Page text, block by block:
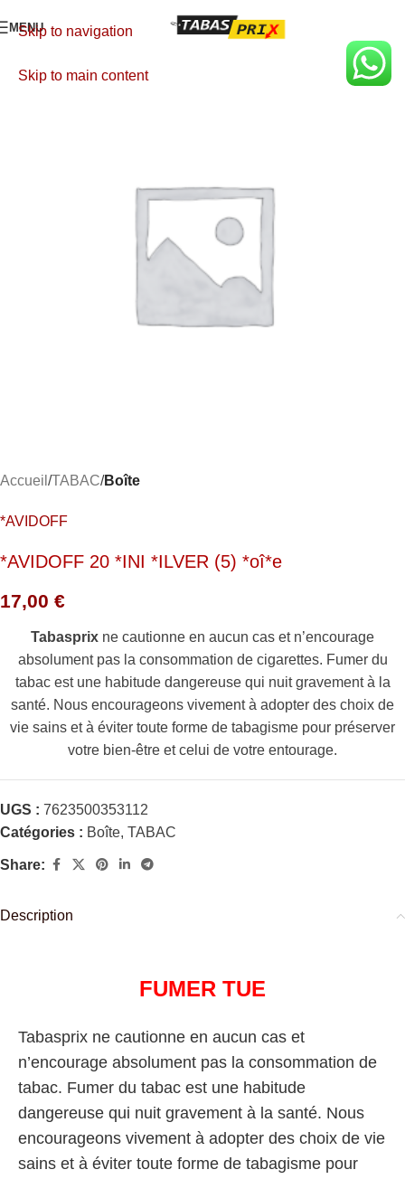
Skip to navigation
Skip to main content
MENU
Accueil TABAC Boîte
*AVIDOFF
*AVIDOFF 20 *INI *ILVER (5) *oî*e
17,00 €
Tabasprix ne cautionne en aucun cas et n’encourage
absolument pas la consommation de cigarettes. Fumer du
tabac est une habitude dangereuse qui nuit gravement à la
santé. Nous encourageons vivement à adopter des choix de
vie sains et à éviter toute forme de tabagisme pour préserver
votre bien-être et celui de votre entourage.
UGS : 7623500353112
Catégories : Boîte, TABAC
Share:
Description
FUMER TUE
Tabasprix ne cautionne en aucun cas et
n’encourage absolument pas la consommation de
tabac. Fumer du tabac est une habitude
dangereuse qui nuit gravement à la santé. Nous
encourageons vivement à adopter des choix de vie
sains et à éviter toute forme de tabagisme pour